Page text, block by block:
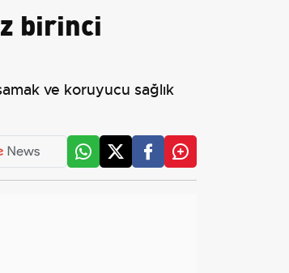
birinci
ve koruyucu sağlık